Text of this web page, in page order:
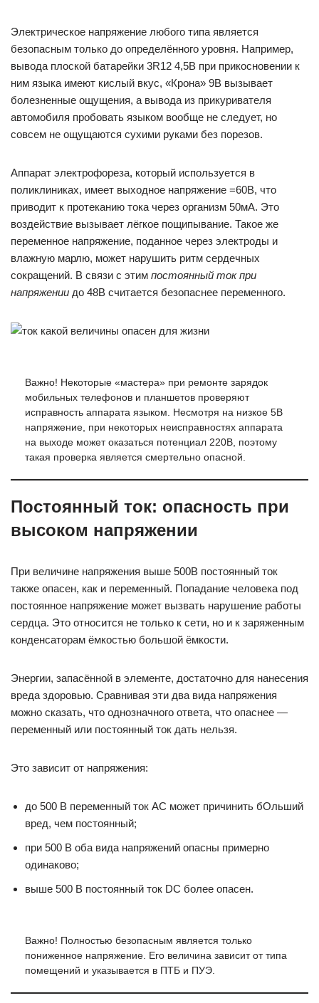
Электрическое напряжение любого типа является
безопасным только до определённого уровня. Например,
вывода плоской батарейки 3R12 4,5В при прикосновении к
ним языка имеют кислый вкус, «Крона» 9В вызывает
болезненные ощущения, а вывода из прикуривателя
автомобиля пробовать языком вообще не следует, но
совсем не ощущаются сухими руками без порезов.
Аппарат электрофореза, который используется в
поликлиниках, имеет выходное напряжение =60В, что
приводит к протеканию тока через организм 50мА. Это
воздействие вызывает лёгкое пощипывание. Такое же
переменное напряжение, поданное через электроды и
влажную марлю, может нарушить ритм сердечных
сокращений. В связи с этим постоянный ток при
напряжении до 48В считается безопаснее переменного.
Важно! Некоторые «мастера» при ремонте зарядок
мобильных телефонов и планшетов проверяют
исправность аппарата языком. Несмотря на низкое 5В
напряжение, при некоторых неисправностях аппарата
на выходе может оказаться потенциал 220В, поэтому
такая проверка является смертельно опасной.
Постоянный ток: опасность при
высоком напряжении
При величине напряжения выше 500В постоянный ток
также опасен, как и переменный. Попадание человека под
постоянное напряжение может вызвать нарушение работы
сердца. Это относится не только к сети, но и к заряженным
конденсаторам ёмкостью большой ёмкости.
Энергии, запасённой в элементе, достаточно для нанесения
вреда здоровью. Сравнивая эти два вида напряжения
можно сказать, что однозначного ответа, что опаснее —
переменный или постоянный ток дать нельзя.
Это зависит от напряжения:
до 500 В переменный ток AC может причинить бОльший
вред, чем постоянный;
при 500 В оба вида напряжений опасны примерно
одинаково;
выше 500 В постоянный ток DC более опасен.
Важно! Полностью безопасным является только
пониженное напряжение. Его величина зависит от типа
помещений и указывается в ПТБ и ПУЭ.